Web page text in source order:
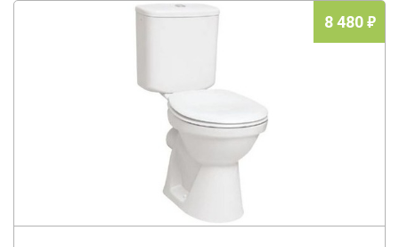
8 480